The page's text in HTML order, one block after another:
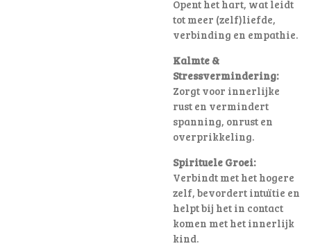
Opent het hart, wat leidt
tot meer (zelf)liefde,
verbinding en empathie.
Kalmte &
Stressvermindering:
Zorgt voor innerlijke
rust en vermindert
spanning, onrust en
overprikkeling.
Spirituele Groei:
Verbindt met het hogere
zelf, bevordert intuïtie en
helpt bij het in contact
komen met het innerlijk
kind.